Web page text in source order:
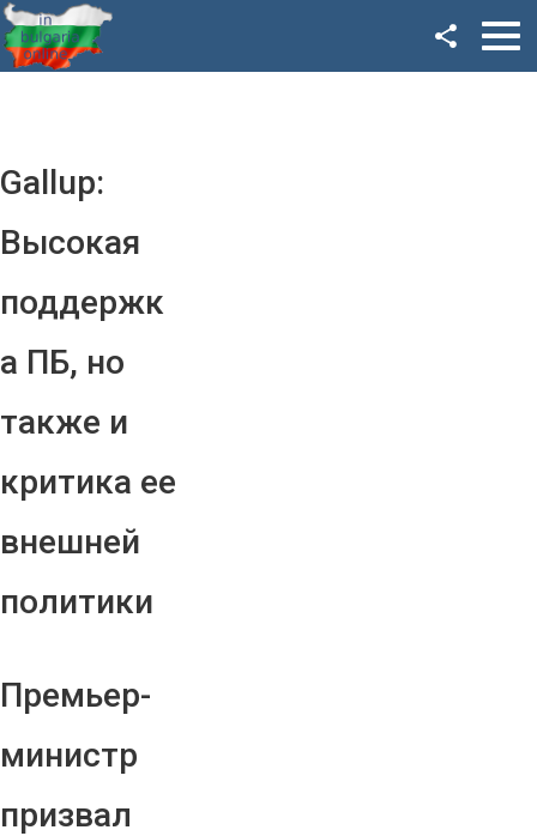
Gallup:
Высокая
поддержк
а ПБ, но
также и
критика ее
внешней
политики
Премьер-
министр
призвал